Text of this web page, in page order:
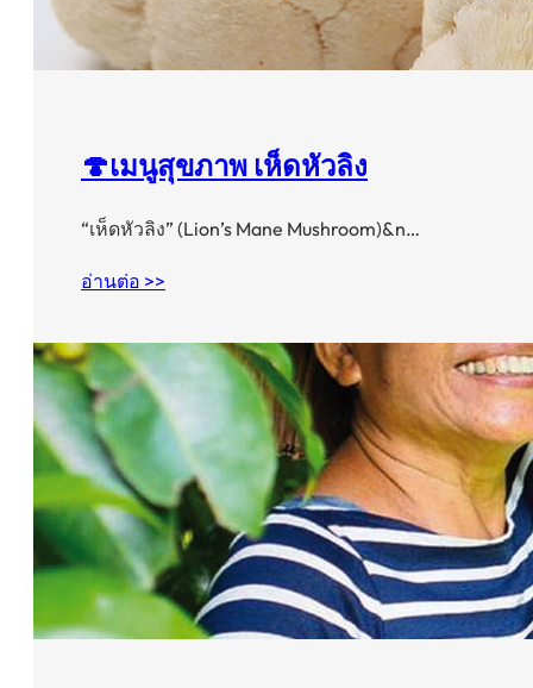
🍄เมนูสุขภาพ เห็ดหัวลิง
“เห็ดหัวลิง” (Lion’s Mane Mushroom)&n…
อ่านต่อ >>